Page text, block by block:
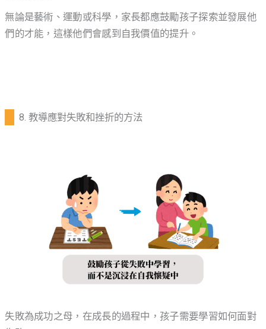
無論是藝術、運動或科學，家長都應鼓勵孩子探索並發展他
們的才能，這樣他們會感到自我價值的提升。
8. 教導應​​對失敗和挫折的方法
失敗為成功之母，在成長的過程中，孩子需要學習如何面對